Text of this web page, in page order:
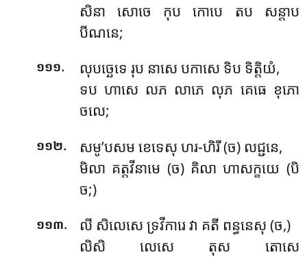
សិនា សោចេ កុប កោបេ តប សន្តាប
បីណនេ;
១១១.
លុបច្ឆេទេ រុប នាសេ បកាសេ ទិប ទិត្តិយំ,
ទប ហាសេ លភ លាភេ លុភ គេធេ ខុភោ
ចលេ;
១១២.
សមូ’បសម ខេទេសុ ហរ-ហិរី (ច) លជ្ជនេ,
មិលា គត្តវីនាមេ (ច) គិលា ហាសក្ខយេ (បិ
ច;)
១១៣.
លី សិលេសេ ទ្រវីការេ វា គតី ពន្ធនេសុ (ច,)
លិសិ លេសេ តុស តោសេ